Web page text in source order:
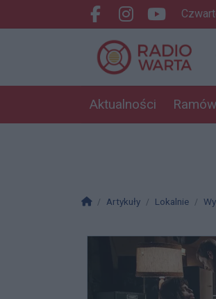
Facebook.com
Aktualności
Strona główna
Artykuły Lokalnie